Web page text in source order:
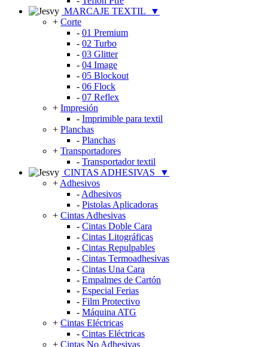
MARCAJE TEXTIL
▼
+ Corte
- 01 Premium
- 02 Turbo
- 03 Glitter
- 04 Image
- 05 Blockout
- 06 Flock
- 07 Reflex
+ Impresión
- Imprimible para textil
+ Planchas
- Planchas
+ Transportadores
- Transportador textil
CINTAS ADHESIVAS
▼
+ Adhesivos
- Adhesivos
- Pistolas Aplicadoras
+ Cintas Adhesivas
- Cintas Doble Cara
- Cintas Litográficas
- Cintas Repulpables
- Cintas Termoadhesivas
- Cintas Una Cara
- Empalmes de Cartón
- Especial Ferias
- Film Protectivo
- Máquina ATG
+ Cintas Eléctricas
- Cintas Eléctricas
+ Cintas No Adhesivas